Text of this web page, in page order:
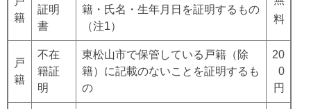
籍
証明
書
籍・氏名・生年月日を証明するもの
（注1）
料
戸
籍
不在
籍証
明
東松山市で保管している戸籍（除
籍）に記載のないことを証明するも
の
20
0
円